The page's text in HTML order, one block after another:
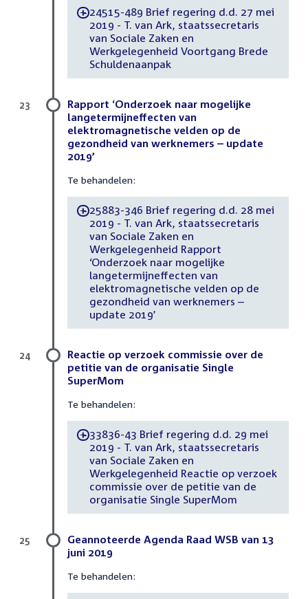
-24515-489 Brief regering d.d. 27 mei
2019 - T. van Ark, staatssecretaris
van Sociale Zaken en
Werkgelegenheid Voortgang Brede
Schuldenaanpak
Rapport ‘Onderzoek naar mogelijke
langetermijneffecten van
elektromagnetische velden op de
gezondheid van werknemers – update
2019’
Te behandelen:
-25883-346 Brief regering d.d. 28 mei
2019 - T. van Ark, staatssecretaris
van Sociale Zaken en
Werkgelegenheid Rapport
‘Onderzoek naar mogelijke
langetermijneffecten van
elektromagnetische velden op de
gezondheid van werknemers –
update 2019’
23
Reactie op verzoek commissie over de
petitie van de organisatie Single
SuperMom
Te behandelen:
-33836-43 Brief regering d.d. 29 mei
2019 - T. van Ark, staatssecretaris
van Sociale Zaken en
Werkgelegenheid Reactie op verzoek
commissie over de petitie van de
organisatie Single SuperMom
24
Geannoteerde Agenda Raad WSB van 13
juni 2019
Te behandelen:
25